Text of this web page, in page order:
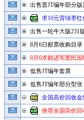
出售普JT编年部分版
求10元背绿枣
出售一轮牛大版231
8月6日邮票收购目录
8月6求购进军图民
低售JT编年套票
低售JT编年部分型张
全国高价回收
推荐全国高价